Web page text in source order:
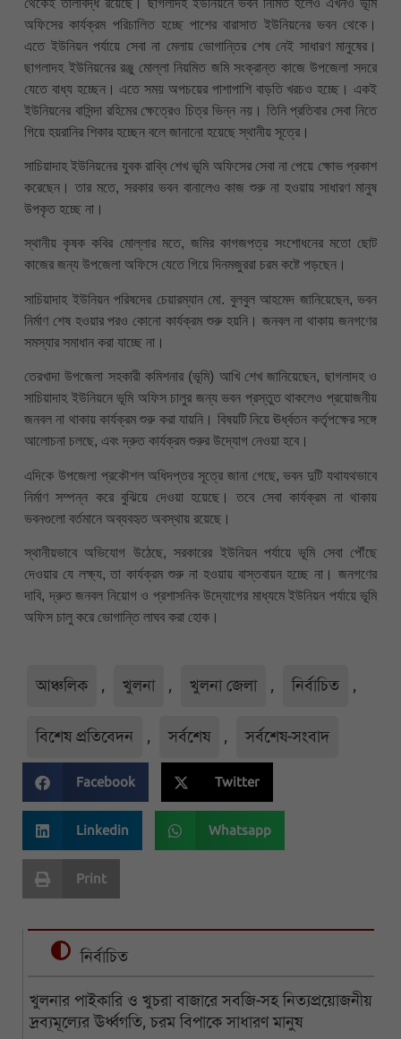
অফিসের কার্যক্রম পরিচালিত হচ্ছে পাশের বারাসাত ইউনিয়নের ভবন থেকে।
এতে ইউনিয়ন পর্যায়ে সেবা না মেলায় ভোগান্তির শেষ নেই সাধারণ মানুষের।
ছাগলাদহ ইউনিয়নের রঞ্জু মোল্লা নিয়মিত জমি সংক্রান্ত কাজে উপজেলা সদরে
যেতে বাধ্য হচ্ছেন। এতে সময় অপচয়ের পাশাপাশি বাড়তি খরচও হচ্ছে। একই
ইউনিয়নের বাসিন্দা রহিমের ক্ষেত্রেও চিত্র ভিন্ন নয়। তিনি প্রতিবার সেবা নিতে
গিয়ে হয়রানির শিকার হচ্ছেন বলে জানানো হয়েছে স্থানীয় সূত্রে।
সাচিয়াদাহ ইউনিয়নের যুবক রাব্বি শেখ ভূমি অফিসের সেবা না পেয়ে ক্ষোভ প্রকাশ
করেছেন। তার মতে, সরকার ভবন বানালেও কাজ শুরু না হওয়ায় সাধারণ মানুষ
উপকৃত হচ্ছে না।
স্থানীয় কৃষক কবির মোল্লার মতে, জমির কাগজপত্র সংশোধনের মতো ছোট
কাজের জন্য উপজেলা অফিসে যেতে গিয়ে দিনমজুররা চরম কষ্টে পড়ছেন।
সাচিয়াদাহ ইউনিয়ন পরিষদের চেয়ারম্যান মো. বুলবুল আহমেদ জানিয়েছেন, ভবন
নির্মাণ শেষ হওয়ার পরও কোনো কার্যক্রম শুরু হয়নি। জনবল না থাকায় জনগণের
সমস্যার সমাধান করা যাচ্ছে না।
তেরখাদা উপজেলা সহকারী কমিশনার (ভূমি) আখি শেখ জানিয়েছেন, ছাগলাদহ ও
সাচিয়াদাহ ইউনিয়নে ভূমি অফিস চালুর জন্য ভবন প্রস্তুত থাকলেও প্রয়োজনীয়
জনবল না থাকায় কার্যক্রম শুরু করা যায়নি। বিষয়টি নিয়ে ঊর্ধ্বতন কর্তৃপক্ষের সঙ্গে
আলোচনা চলছে, এবং দ্রুত কার্যক্রম শুরুর উদ্যোগ নেওয়া হবে।
এদিকে উপজেলা প্রকৌশল অধিদপ্তর সূত্রে জানা গেছে, ভবন দুটি যথাযথভাবে
নির্মাণ সম্পন্ন করে বুঝিয়ে দেওয়া হয়েছে। তবে সেবা কার্যক্রম না থাকায়
ভবনগুলো বর্তমানে অব্যবহৃত অবস্থায় রয়েছে।
স্থানীয়ভাবে অভিযোগ উঠেছে, সরকারের ইউনিয়ন পর্যায়ে ভূমি সেবা পৌঁছে
দেওয়ার যে লক্ষ্য, তা কার্যক্রম শুরু না হওয়ায় বাস্তবায়ন হচ্ছে না। জনগণের
দাবি, দ্রুত জনবল নিয়োগ ও প্রশাসনিক উদ্যোগের মাধ্যমে ইউনিয়ন পর্যায়ে ভূমি
অফিস চালু করে ভোগান্তি লাঘব করা হোক।
আঞ্চলিক , খুলনা , খুলনা জেলা , নির্বাচিত ,
বিশেষ প্রতিবেদন , সর্বশেষ , সর্বশেষ-সংবাদ
Facebook Twitter
Linkedin Whatsapp
Print
নির্বাচিত
খুলনার পাইকারি ও খুচরা বাজারে সবজি-সহ নিত্যপ্রয়োজনীয়
দ্রব্যমূল্যের ঊর্ধ্বগতি, চরম বিপাকে সাধারণ মানুষ